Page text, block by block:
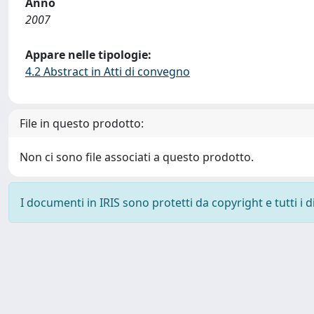
2007
Appare nelle tipologie:
4.2 Abstract in Atti di convegno
File in questo prodotto:
Non ci sono file associati a questo prodotto.
I documenti in IRIS sono protetti da copyright e tutti i